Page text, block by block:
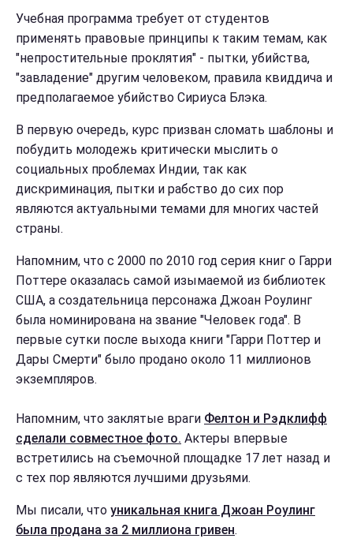
Учебная программа требует от студентов
применять правовые принципы к таким темам, как
"непростительные проклятия" - пытки, убийства,
"завладение" другим человеком, правила квиддича и
предполагаемое убийство Сириуса Блэка.
В первую очередь, курс призван сломать шаблоны и
побудить молодежь критически мыслить о
социальных проблемах Индии, так как
дискриминация, пытки и рабство до сих пор
являются актуальными темами для многих частей
страны.
Напомним, что с 2000 по 2010 год серия книг о Гарри
Поттере оказалась самой изымаемой из библиотек
США, а создательница персонажа Джоан Роулинг
была номинирована на звание "Человек года". В
первые сутки после выхода книги "Гарри Поттер и
Дары Смерти" было продано около 11 миллионов
экземпляров.
Напомним, что заклятые враги Фелтон и Рэдклифф
сделали совместное фото. Актеры впервые
встретились на съемочной площадке 17 лет назад и
с тех пор являются лучшими друзьями.
Мы писали, что уникальная книга Джоан Роулинг
была продана за 2 миллиона гривен.